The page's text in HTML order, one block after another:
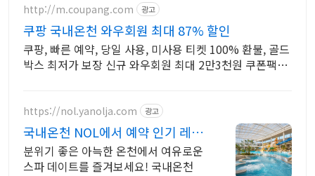
http://m.coupang.com 광고
쿠팡 국내온천 와우회원 최대 87% 할인
쿠팡, 빠른 예약, 당일 사용, 미사용 티켓 100% 환불, 골드
박스 최저가 보장 신규 와우회원 최대 2만3천원 쿠폰팩
https://nol.yanolja.com 광고
국내온천 NOL에서 예약 인기 레저
매일 상시 할인
분위기 좋은 아늑한 온천에서 여유로운
스파 데이트를 즐겨보세요! 국내온천